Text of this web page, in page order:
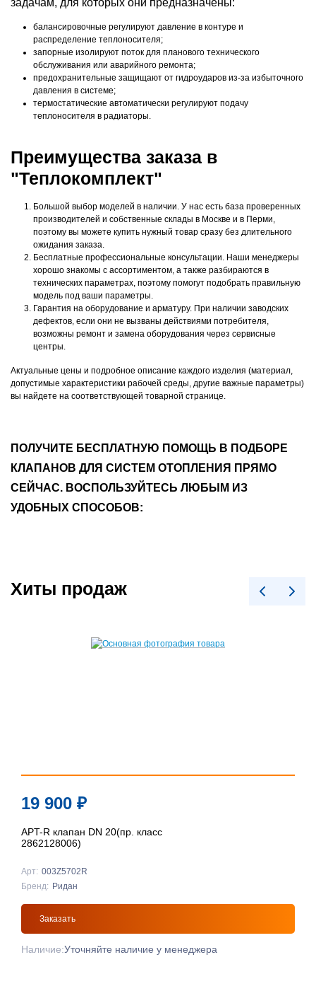
задачам, для которых они предназначены:
балансировочные регулируют давление в контуре и
распределение теплоносителя;
запорные изолируют поток для планового технического
обслуживания или аварийного ремонта;
предохранительные защищают от гидроударов из-за избыточного
давления в системе;
термостатические автоматически регулируют подачу
теплоносителя в радиаторы.
Преимущества заказа в
"Теплокомплект"
Большой выбор моделей в наличии. У нас есть база проверенных
производителей и собственные склады в Москве и в Перми,
поэтому вы можете купить нужный товар сразу без длительного
ожидания заказа.
Бесплатные профессиональные консультации. Наши менеджеры
хорошо знакомы с ассортиментом, а также разбираются в
технических параметрах, поэтому помогут подобрать правильную
модель под ваши параметры.
Гарантия на оборудование и арматуру. При наличии заводских
дефектов, если они не вызваны действиями потребителя,
возможны ремонт и замена оборудования через сервисные
центры.
Актуальные цены и подробное описание каждого изделия (материал,
допустимые характеристики рабочей среды, другие важные параметры)
вы найдете на соответствующей товарной странице.
ПОЛУЧИТЕ БЕСПЛАТНУЮ ПОМОЩЬ В ПОДБОРЕ
КЛАПАНОВ ДЛЯ СИСТЕМ ОТОПЛЕНИЯ ПРЯМО
СЕЙЧАС. ВОСПОЛЬЗУЙТЕСЬ ЛЮБЫМ ИЗ
УДОБНЫХ СПОСОБОВ:
Хиты продаж
19 900 ₽
APT-R клапан DN 20(пр. класс
2862128006)
Арт: 003Z5702R
Бренд: Ридан
Заказать
Наличие:Уточняйте наличие у менеджера